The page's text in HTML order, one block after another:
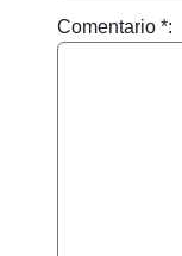
Comentario *: